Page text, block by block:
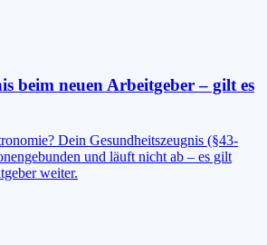
beim neuen Arbeitgeber – gilt es
Dein Gesundheitszeugnis (§43-
und läuft nicht ab – es gilt
weiter.